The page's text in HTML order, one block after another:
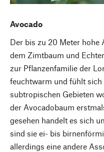
Avocado
Der bis zu 20 Meter hohe
dem Zimtbaum und
zur Pflanzenfamilie der
feuchtwarm und fühlt
subtropischen Gebieten
der Avocadobaum
gesehen handelt es sich
sind sie ei- bis
allerdings eine andere